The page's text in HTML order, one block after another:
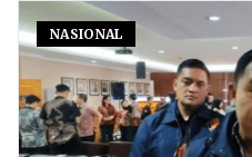
NASIONAL